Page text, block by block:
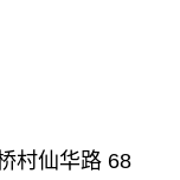
村仙华路 68